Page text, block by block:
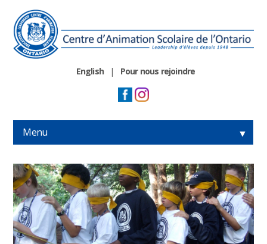
English | Pour nous rejoindre
Menu ▼
▼
▼